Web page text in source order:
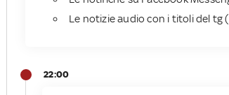
Le notizie audio con i titoli del tg (
22:00